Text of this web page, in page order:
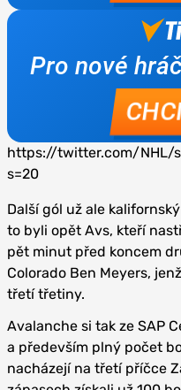
https://twitter.com/NHL/
s=20
Další gól už ale
to byli opět Avs, kteří
pět minut před koncem
Colorado Ben Meyers,
třetí třetiny.
Avalanche si tak ze SAP
a především plný počet
nacházejí na třetí příčce